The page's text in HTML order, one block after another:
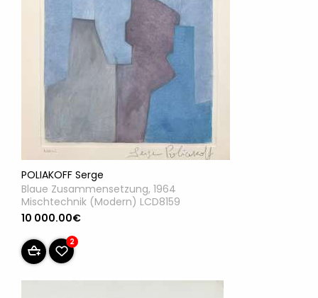
POLIAKOFF Serge
Blaue Zusammensetzung, 1964
Mischtechnik (Modern) LCD8159
10 000.00€
2